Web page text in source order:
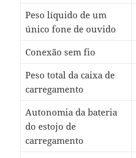
Peso líquido de um
único fone de ouvido
Conex˜ao sem fio
Peso total da caixa de
carregamento
Autonomia da bateria
do estojo de
carregamento